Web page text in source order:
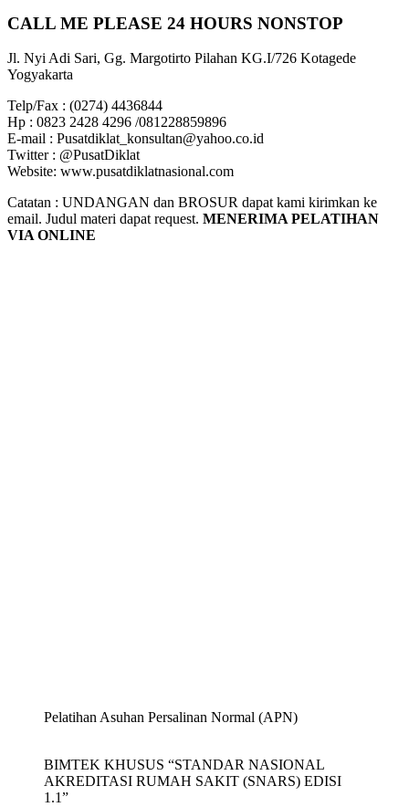
CALL ME PLEASE 24 HOURS NONSTOP
Jl. Nyi Adi Sari, Gg. Margotirto Pilahan KG.I/726 Kotagede
Yogyakarta
Telp/Fax : (0274) 4436844
Hp : 0823 2428 4296 /081228859896
E-mail : Pusatdiklat_konsultan@yahoo.co.id
Twitter : @PusatDiklat
Website: www.pusatdiklatnasional.com
Catatan : UNDANGAN dan BROSUR dapat kami kirimkan ke
email. Judul materi dapat request. MENERIMA PELATIHAN
VIA ONLINE
Pelatihan Asuhan Persalinan Normal (APN)
BIMTEK KHUSUS “STANDAR NASIONAL
AKREDITASI RUMAH SAKIT (SNARS) EDISI
1.1”